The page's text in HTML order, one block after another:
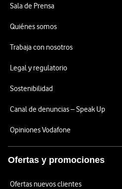
Sala de Prensa
Quiénes somos
Trabaja con nosotros
Legal y regulatorio
Sostenibilidad
Canal de denuncias – Speak Up
Opiniones Vodafone
Ofertas y promociones
Ofertas nuevos clientes